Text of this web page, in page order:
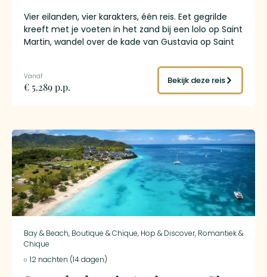
Vier eilanden, vier karakters, één reis. Eet gegrilde
kreeft met je voeten in het zand bij een lolo op Saint
Martin, wandel over de kade van Gustavia op Saint
beklim de hoogste vulkaan van de Kleine Antillen op
Guadeloupe en proef de enige rum ter wereld met
een AOC-keurmerk op Martinique. Dit is
€ 5.289 p.p.
Bekijk deze reis
Bay & Beach, Boutique & Chique, Hop & Discover, Romantiek &
Chique
12 nachten (14 dagen)